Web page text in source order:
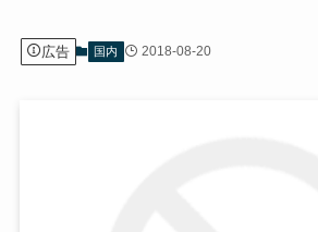
広告 国内 2018-08-20